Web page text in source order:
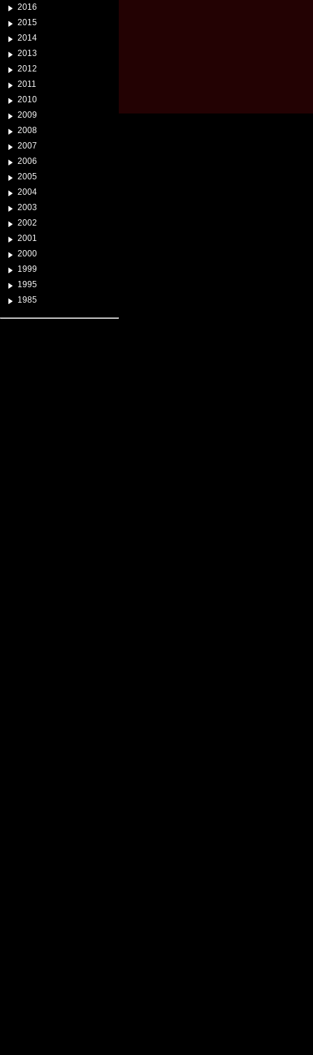
2016
2015
2014
2013
2012
2011
2010
2009
2008
2007
2006
2005
2004
2003
2002
2001
2000
1999
1995
1985